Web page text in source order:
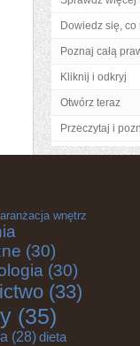
Dowiedz się, co
Poznaj całą
Kliknij i odkryj
Otwórz teraz
Przeczytaj i
aranżacja wnętrz
(30)
(30)
(33)
(35)
(28)dieta